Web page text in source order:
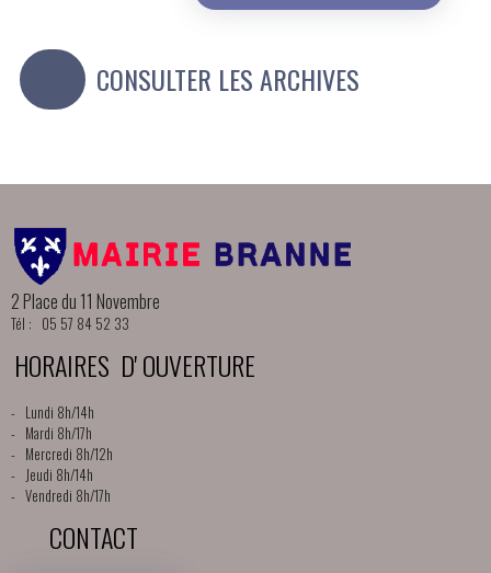
CONSULTER LES ARCHIVES
2 Place du 11 Novembre
Tél : 05 57 84 52 33
HORAIRES D' OUVERTURE
- Lundi 8h/14h
- Mardi 8h/17h
- Mercredi 8h/12h
- Jeudi 8h/14h
- Vendredi 8h/17h
CONTACT